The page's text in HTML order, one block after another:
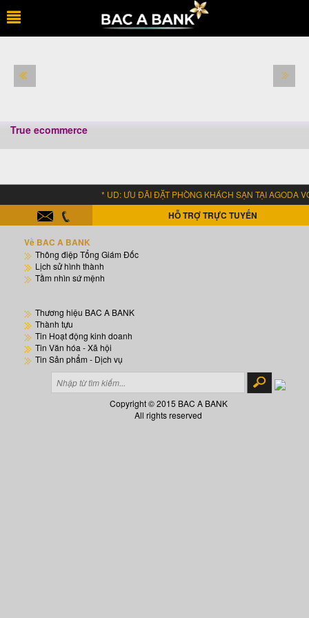
True ecommerce
* UD: ƯU ĐÃI ĐẶT PHÒNG KHÁCH SẠN TẠI AGODA
HỖ TRỢ TRỰC TUYẾN
Về BAC A BANK
Thông điệp Tổng Giám Đốc
Lịch sử hình thành
Tầm nhìn sứ mệnh
Thương hiệu BAC A BANK
Thành tựu
Tin Hoạt động kinh doanh
Tin Văn hóa - Xã hội
Tin Sản phẩm - Dịch vụ
Copyright © 2015 BAC A BANK
All rights reserved